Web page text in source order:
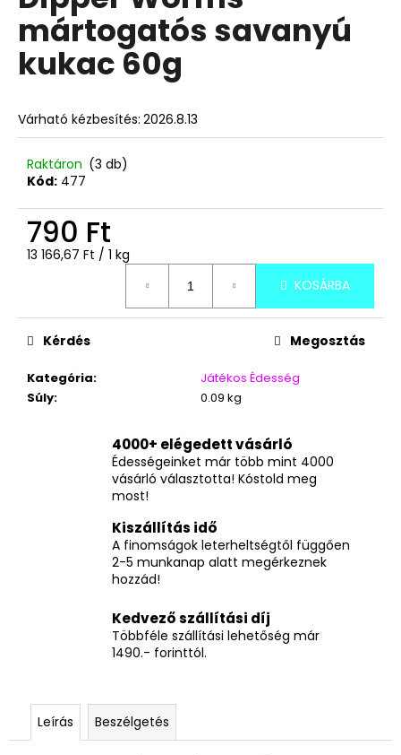
ből
0,0
csillag.
mártogatós savanyú
kukac 60g
Várható kézbesítés: 2026.8.13
Raktáron (3 db)
Kód: 477
790 Ft
Egységár:
13 166,67 Ft / 1 kg
KOSÁRBA
Kategória:
Játékos Édesség
Súly: 0.09 kg
Kérdés Megosztás
4000+ elégedett vásárló
Édességeinket már több mint 4000
vásárló választotta! Kóstold meg
most!
Kiszállítás idő
A finomságok leterheltségtől függően
2-5 munkanap alatt megérkeznek
hozzád!
Kedvező szállítási díj
Többféle szállítási lehetőség már
1490.- forinttól.
Leírás Beszélgetés
A
j
n
l
u
k
SZOBI
LIMÓPOR
Ft